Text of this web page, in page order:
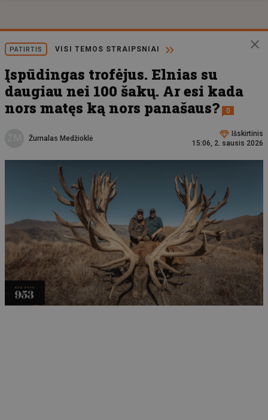
PATIRTIS VISI TEMOS STRAIPSNIAI
Įspūdingas trofėjus. Elnias su
daugiau nei 100 šakų. Ar esi kada
nors matęs ką nors panašaus?
0
Žurnalas Medžioklė
Išskirtinis
15:06, 2. sausis 2026